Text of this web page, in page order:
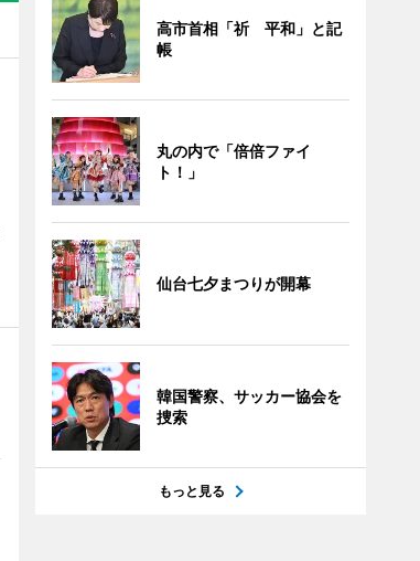
高市首相「祈 平和」と記
帳
丸の内で「倍倍ファイ
ト！」
仙台七夕まつりが開幕
韓国警察、サッカー協会を
捜索
もっと見る